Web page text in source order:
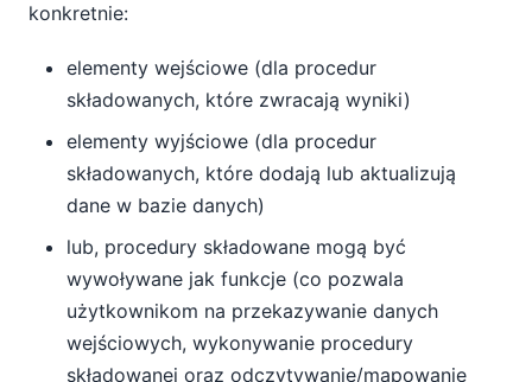
konkretnie:
elementy wejściowe (dla procedur
składowanych, które zwracają wyniki)
elementy wyjściowe (dla procedur
składowanych, które dodają lub aktualizują
dane w bazie danych)
lub, procedury składowane mogą być
wywoływane jak funkcje (co pozwala
użytkownikom na przekazywanie danych
wejściowych, wykonywanie procedury
składowanej oraz odczytywanie/mapowanie